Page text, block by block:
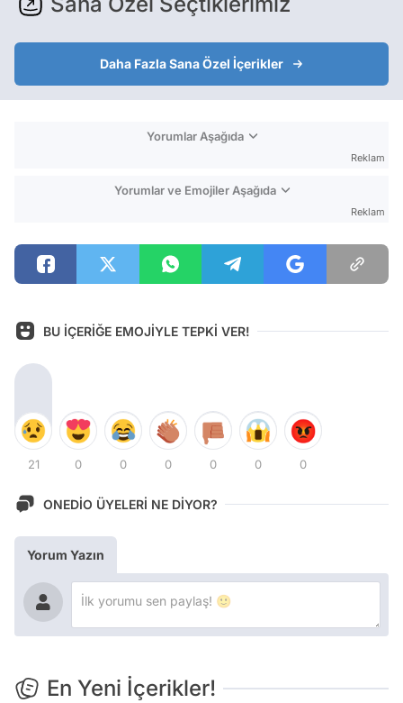
Daha Fazla Sana Özel İçerikler
Yorumlar Aşağıda
Reklam
Yorumlar ve Emojiler Aşağıda
Reklam
BU İÇERİĞE EMOJİYLE TEPKİ VER!
21 0 0 0 0 0 0
ONEDİO ÜYELERİ NE DİYOR?
Yorum Yazın
En Yeni İçerikler!